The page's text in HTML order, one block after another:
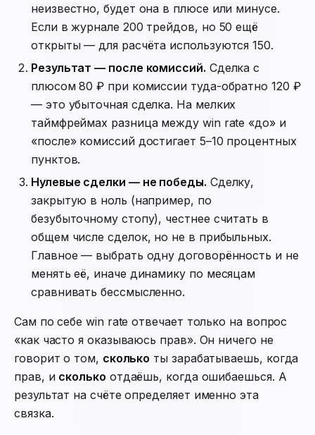
неизвестно, будет она в плюсе или минусе.
Если в журнале 200 трейдов, но 50 ещё
открыты — для расчёта используются 150.
Результат — после комиссий. Сделка с
плюсом 80 ₽ при комиссии туда-обратно 120 ₽
— это убыточная сделка. На мелких
таймфреймах разница между win rate «до» и
«после» комиссий достигает 5–10 процентных
пунктов.
Нулевые сделки — не победы. Сделку,
закрытую в ноль (например, по
безубыточному стопу), честнее считать в
общем числе сделок, но не в прибыльных.
Главное — выбрать одну договорённость и не
менять её, иначе динамику по месяцам
сравнивать бессмысленно.
Сам по себе win rate отвечает только на вопрос
«как часто я оказываюсь прав». Он ничего не
говорит о том, сколько ты зарабатываешь, когда
прав, и сколько отдаёшь, когда ошибаешься. А
результат на счёте определяет именно эта
связка.